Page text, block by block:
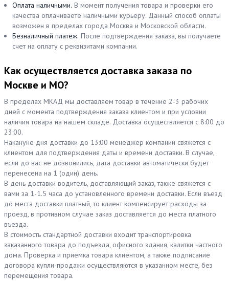
Оплата наличными. В момент получения товара и проверки его
качества оплачиваете наличными курьеру. Данный способ оплаты
возможен в пределах города Москва и Московской области.
Безналичный платеж. После подтверждения заказа, вы получаете
счет на оплату с реквизитами компании.
Как осуществляется доставка заказа по
Москве и МО?
В пределах МКАД мы доставляем товар в течение 2-3 рабочих
дней с момента подтверждения заказа клиентом и при условии
наличия товара на нашем складе. Доставка осуществляется с 8:00 до
23:00.
Накануне дня доставки до 13:00 менеджер компании свяжется с
клиентом для подтверждения даты и времени доставки. В случае,
если до вас не дозвонились, дата доставки автоматически будет
перенесена на 1 (один) день.
В день доставки водитель, доставляющий заказ, также свяжется с
вами за 1-1.5 часа до установленного времени доставки. Если въезд
до места доставки платный, то клиент компенсирует расходы за
проезд, в противном случае заказ доставляется до места платного
въезда.
В стоимость стандартной доставки входит транспортировка
заказанного товара до подъезда, офисного здания, калитки частного
дома. Проверка и приемка товара клиентом, а также подписание
договора купли-продажи осуществляются в указанном месте, без
перемещения товара.